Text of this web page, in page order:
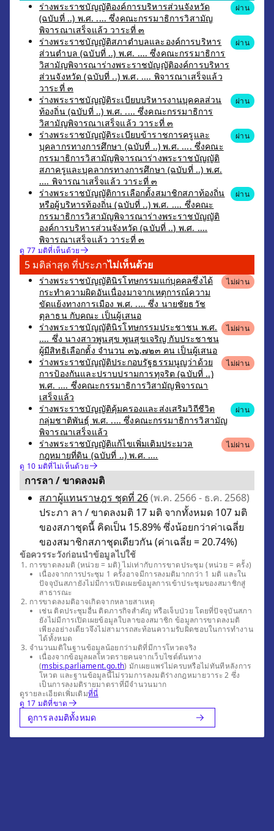
ร่างพระราชบัญญัติองค์การบริหารส่วนจังหวัด
(ฉบับที่ ..) พ.ศ. .... ซึ่งคณะกรรมาธิการวิสามัญ
พิจารณาเสร็จแล้ว วาระที่ ๓
ผ่าน
ร่างพระราชบัญญัติสภาตำบลและองค์การบริหาร
ส่วนตำบล (ฉบับที่ ..) พ.ศ. .... ซึ่งคณะกรรมาธิการ
วิสามัญพิจารณาร่างพระราชบัญญัติองค์การบริหาร
ส่วนจังหวัด (ฉบับที่ ..) พ.ศ. .... พิจารณาเสร็จแล้ว
วาระที่ ๓
ผ่าน
ร่างพระราชบัญญัติระเบียบบริหารงานบุคคลส่วน
ท้องถิ่น (ฉบับที่ ..) พ.ศ. .... ซึ่งคณะกรรมาธิการ
วิสามัญพิจารณาเสร็จแล้ว วาระที่ ๓
ผ่าน
ร่างพระราชบัญญัติระเบียบข้าราชการครูและ
บุคลากรทางการศึกษา (ฉบับที่ ..) พ.ศ. .... ซึ่งคณะ
กรรมาธิการวิสามัญพิจารณาร่างพระราชบัญญัติ
สภาครูและบุคลากรทางการศึกษา (ฉบับที่ ..) พ.ศ.
.... พิจารณาเสร็จแล้ว วาระที่ ๓
ผ่าน
ร่างพระราชบัญญัติการเลือกตั้งสมาชิกสภาท้องถิ่น
หรือผู้บริหารท้องถิ่น (ฉบับที่ ..) พ.ศ. .... ซึ่งคณะ
กรรมาธิการวิสามัญพิจารณาร่างพระราชบัญญัติ
องค์การบริหารส่วนจังหวัด (ฉบับที่ ..) พ.ศ. ....
พิจารณาเสร็จแล้ว วาระที่ ๓
ผ่าน
ดู 77 มติที่เห็นด้วย
5 มติล่าสุด ที่ประภาไม่เห็นด้วย
ร่างพระราชบัญญัตินิรโทษกรรมแก่บุคคลซึ่งได้
กระทำความผิดอันเนื่องมาจากเหตุการณ์ความ
ขัดแย้งทางการเมือง พ.ศ. .... ซึ่ง นายชัยธวัช
ตุลาธน กับคณะ เป็นผู้เสนอ
ไม่ผ่าน
ร่างพระราชบัญญัตินิรโทษกรรมประชาชน พ.ศ.
.... ซึ่ง นางสาวพูนสุข พูนสุขเจริญ กับประชาชน
ผู้มีสิทธิเลือกตั้ง จำนวน ๓๖,๗๒๓ คน เป็นผู้เสนอ
ไม่ผ่าน
ร่างพระราชบัญญัติประกอบรัฐธรรมนูญว่าด้วย
การป้องกันและปราบปรามการทุจริต (ฉบับที่ ..)
พ.ศ. .... ซึ่งคณะกรรมาธิการวิสามัญพิจารณา
เสร็จแล้ว
ไม่ผ่าน
ร่างพระราชบัญญัติคุ้มครองและส่งเสริมวิถีชีวิต
กลุ่มชาติพันธุ์ พ.ศ. .... ซึ่งคณะกรรมาธิการวิสามัญ
พิจารณาเสร็จแล้ว
ผ่าน
ร่างพระราชบัญญัติแก้ไขเพิ่มเติมประมวล
กฎหมายที่ดิน (ฉบับที่ ..) พ.ศ. ....
ไม่ผ่าน
ดู 10 มติที่ไม่เห็นด้วย
การลา / ขาดลงมติ
สภาผู้แทนราษฎร ชุดที่ 26(พ.ค. 2566 - ธ.ค. 2568)
ประภา ลา / ขาดลงมติ 17 มติ จากทั้งหมด 107 มติ
ของสภาชุดนี้ คิดเป็น 15.89% ซึ่งน้อยกว่าค่าเฉลี่ย
ของสมาชิกสภาชุดเดียวกัน (ค่าเฉลี่ย = 20.74%)
ข้อควรระวังก่อนนำข้อมูลไปใช้
การขาดลงมติ (หน่วย = มติ) ไม่เท่ากับการขาดประชุม (หน่วย = ครั้ง)
เนื่องจากการประชุม 1 ครั้งอาจมีการลงมติมากกว่า 1 มติ และใน
ปัจจุบันสภายังไม่มีการเปิดเผยข้อมูลการเข้าประชุมของสมาชิกสู่
สาธารณะ
การขาดลงมติอาจเกิดจากหลายสาเหตุ
เช่น ติดประชุมอื่น ติดภารกิจสำคัญ หรือเจ็บป่วย โดยที่ปัจจุบันสภา
ยังไม่มีการเปิดเผยข้อมูลใบลาของสมาชิก ข้อมูลการขาดลงมติ
เพียงอย่างเดียวจึงไม่สามารถสะท้อนความรับผิดชอบในการทำงาน
ได้ทั้งหมด
จำนวนมติในฐานข้อมูลน้อยกว่ามติที่มีการโหวตจริง
เนื่องจากข้อมูลผลโหวตรายคนจากเว็บไซต์ต้นทาง
(msbis.parliament.go.th) มักเผยแพร่ไม่ครบหรือไม่ทันทีหลังการ
โหวต และฐานข้อมูลนี้ไม่รวมการลงมติร่างกฎหมายวาระ 2 ซึ่ง
เป็นการลงมติรายมาตราที่มีจำนวนมาก
ดูรายละเอียดเพิ่มเติมที่นี่
ดู 17 มติที่ขาด
ดูการลงมติทั้งหมด